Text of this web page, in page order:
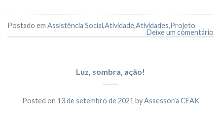
Postado em Assistência Social,Atividade,Atividades,Projeto
Deixe um comentário
Luz, sombra, ação!
Posted on 13 de setembro de 2021 byAssessoria CEAK